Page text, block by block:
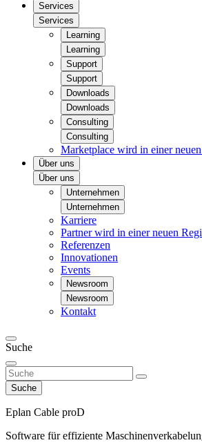
Services
Services
Learning
Learning
Support
Support
Downloads
Downloads
Consulting
Consulting
Marketplace wird in einer
Über uns
Über uns
Unternehmen
Unternehmen
Karriere
Partnerwird in einer neuen
Referenzen
Innovationen
Events
Newsroom
Newsroom
Kontakt
Suche
Suche
Eplan Cable proD
Software für effiziente